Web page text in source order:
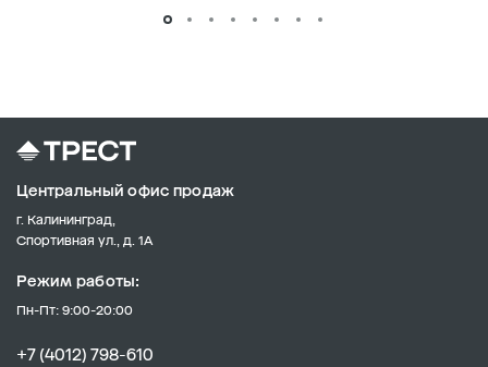
Центральный офис продаж
г. Калининград,
Спортивная ул., д. 1А
Режим работы:
Пн-Пт: 9:00-20:00
+7 (4012) 798-610